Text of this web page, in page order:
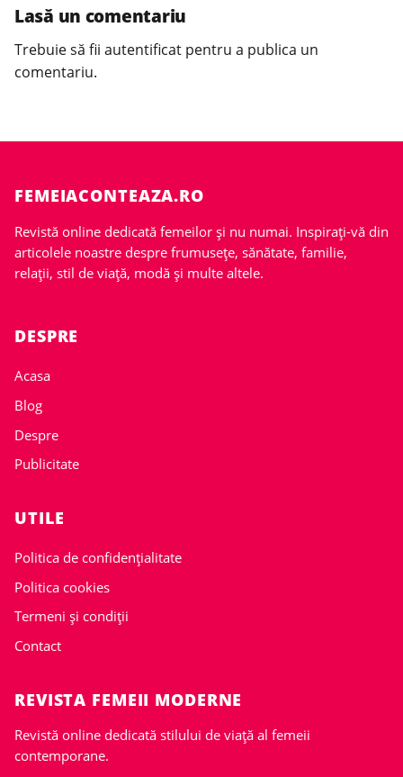
Lasă un comentariu
Trebuie să fii autentificat pentru a publica un
comentariu.
FEMEIACONTEAZA.RO
Revistă online dedicată femeilor și nu numai. Inspirați-vă din
articolele noastre despre frumusețe, sănătate, familie,
relații, stil de viață, modă și multe altele.
DESPRE
Acasa
Blog
Despre
Publicitate
UTILE
Politica de confidențialitate
Politica cookies
Termeni și condiții
Contact
REVISTA FEMEII MODERNE
Revistă online dedicată stilului de viață al femeii
contemporane.